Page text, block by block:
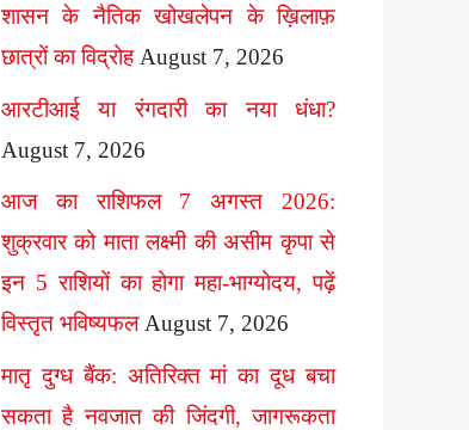
शासन के नैतिक खोखलेपन के ख़िलाफ़
छात्रों का विद्रोह August 7, 2026
आरटीआई या रंगदारी का नया धंधा?
August 7, 2026
आज का राशिफल 7 अगस्त 2026:
शुक्रवार को माता लक्ष्मी की असीम कृपा से
इन 5 राशियों का होगा महा-भाग्योदय, पढ़ें
विस्तृत भविष्यफल August 7, 2026
मातृ दुग्ध बैंक: अतिरिक्त मां का दूध बचा
सकता है नवजात की जिंदगी, जागरूकता